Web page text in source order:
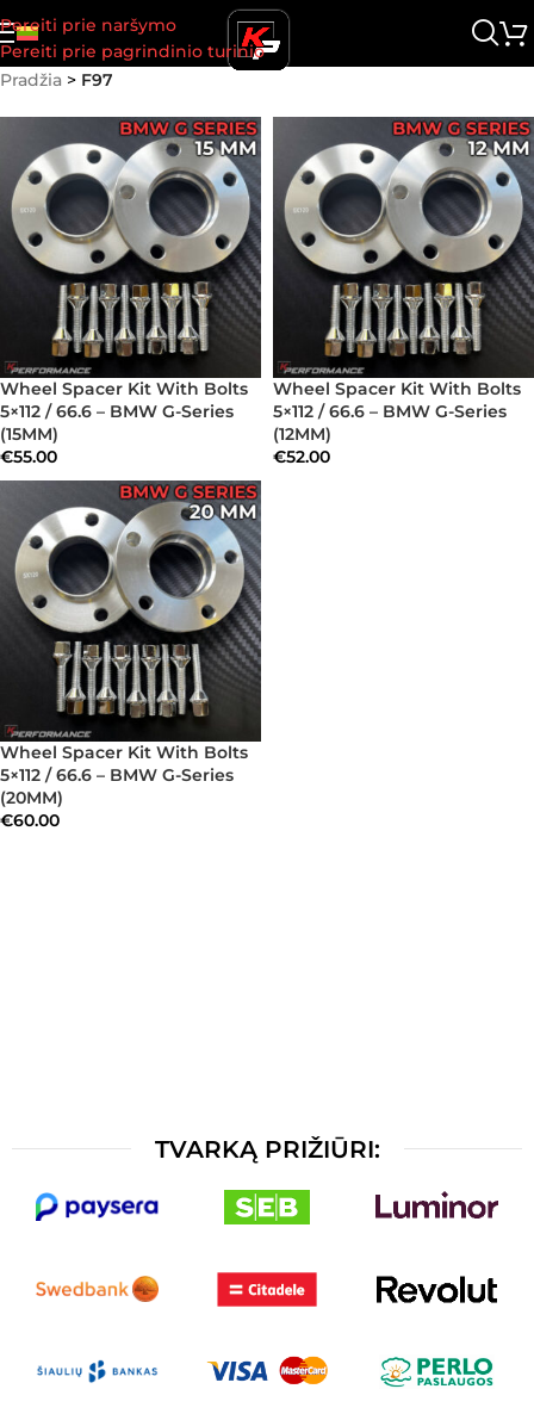
Pereiti prie naršymo
Pereiti prie pagrindinio turinio
Pradžia > F97
Wheel Spacer Kit With Bolts
5×112 / 66.6 – BMW G-Series
(15MM)
€55.00
Wheel Spacer Kit With Bolts
5×112 / 66.6 – BMW G-Series
(12MM)
€52.00
Wheel Spacer Kit With Bolts
5×112 / 66.6 – BMW G-Series
(20MM)
€60.00
TVARKĄ PRIŽIŪRI: